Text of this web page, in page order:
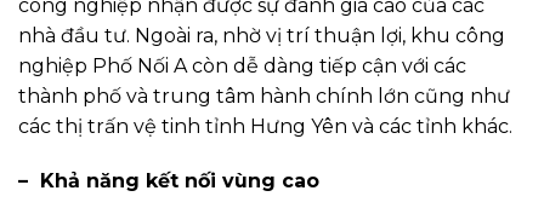
công nghiệp nhận được sự đánh giá cao của các
nhà đầu tư. Ngoài ra, nhờ vị trí thuận lợi, khu công
nghiệp Phố Nối A còn dễ dàng tiếp cận với các
thành phố và trung tâm hành chính lớn cũng như
các thị trấn vệ tinh tỉnh Hưng Yên và các tỉnh khác.
– Khả năng kết nối vùng cao